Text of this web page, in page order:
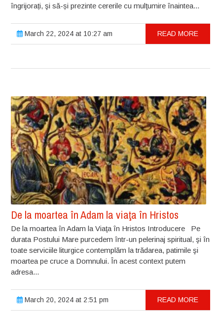
îngrijorați, şi să-și prezinte cererile cu mulţumire înaintea...
March 22, 2024 at 10:27 am READ MORE
De la moartea în Adam la viaţa în Hristos
De la moartea în Adam la Viaţa în Hristos Introducere Pe
durata Postului Mare purcedem într-un pelerinaj spiritual, şi în
toate serviciile liturgice contemplăm la trădarea, patimile şi
moartea pe cruce a Domnului. În acest context putem
adresa...
March 20, 2024 at 2:51 pm READ MORE